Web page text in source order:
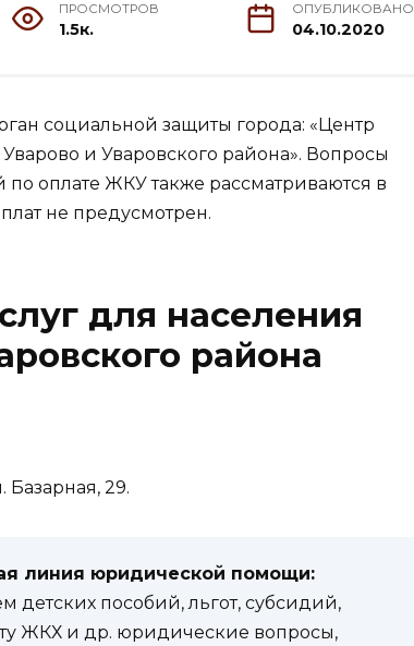
ПРОСМОТРОВ
1.5к.
ОПУБЛИКОВАНО
04.10.2020
социальной защиты города: «Центр
и Уваровского района». Вопросы
оплате ЖКУ также рассматриваются в
не предусмотрен.
для населения
района
​Базарная, 29.
линия юридической помощи:
пособий, льгот, субсидий,
ЖКХ и др. юридические вопросы,